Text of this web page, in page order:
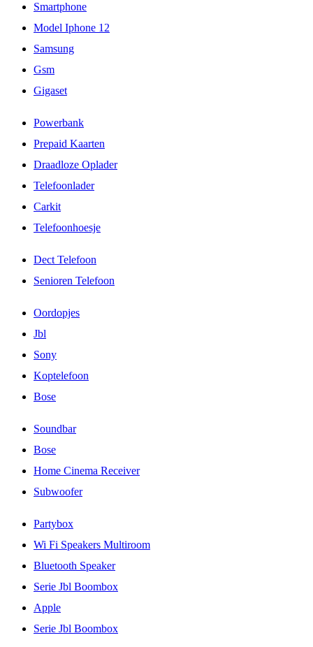
Smartphone
Model Iphone 12
Samsung
Gsm
Gigaset
Powerbank
Prepaid Kaarten
Draadloze Oplader
Telefoonlader
Carkit
Telefoonhoesje
Dect Telefoon
Senioren Telefoon
Oordopjes
Jbl
Sony
Koptelefoon
Bose
Soundbar
Bose
Home Cinema Receiver
Subwoofer
Partybox
Wi Fi Speakers Multiroom
Bluetooth Speaker
Serie Jbl Boombox
Apple
Serie Jbl Boombox